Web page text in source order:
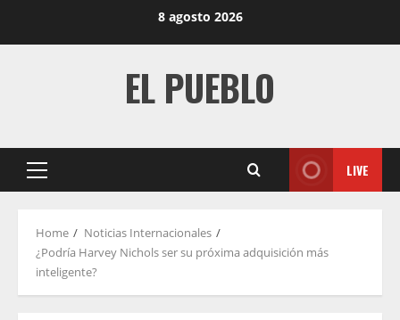
8 agosto 2026
EL PUEBLO
Primary
LIVE
Home
Noticias Internacionales
¿Podría Harvey Nichols ser su próxima adquisición más
inteligente?